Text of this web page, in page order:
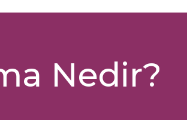
(Karbondioksit)
Nd:Yag Lazer
Epilasyon
Nedir?